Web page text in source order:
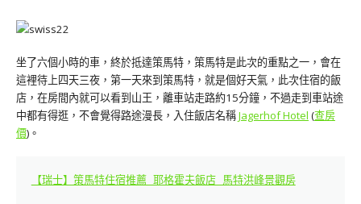
坐了六個小時的車，終於抵達策馬特，策馬特是此次的重點之一，會在
這裡待上四天三夜，第一天來到策馬特，就是個好天氣，此次住宿的飯
店，在房間內就可以看到山王，離車站走路約15分鐘，不過走到車站途
中都有得逛，不會覺得路途漫長，入住飯店名稱Jagerhof Hotel (查房
價)。
【瑞士】策馬特住宿推薦 耶格霍夫飯店 馬特洪峰景觀房